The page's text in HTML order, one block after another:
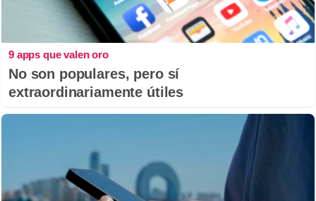
9 apps que valen oro
No son populares, pero sí
extraordinariamente útiles